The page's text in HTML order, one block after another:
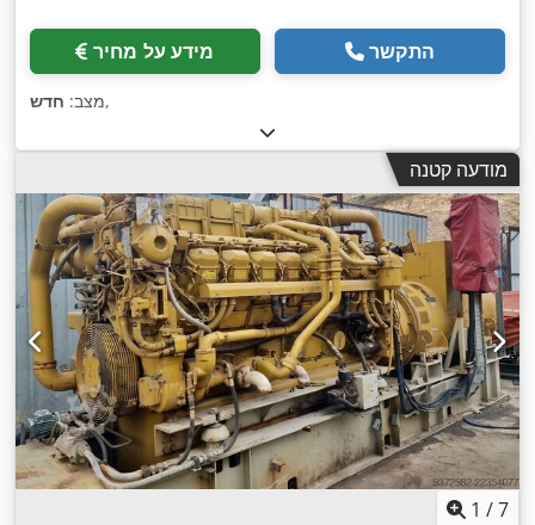
מידע על מחיר התקשר
מצב: חדש ,
מודעה קטנה
1 /7